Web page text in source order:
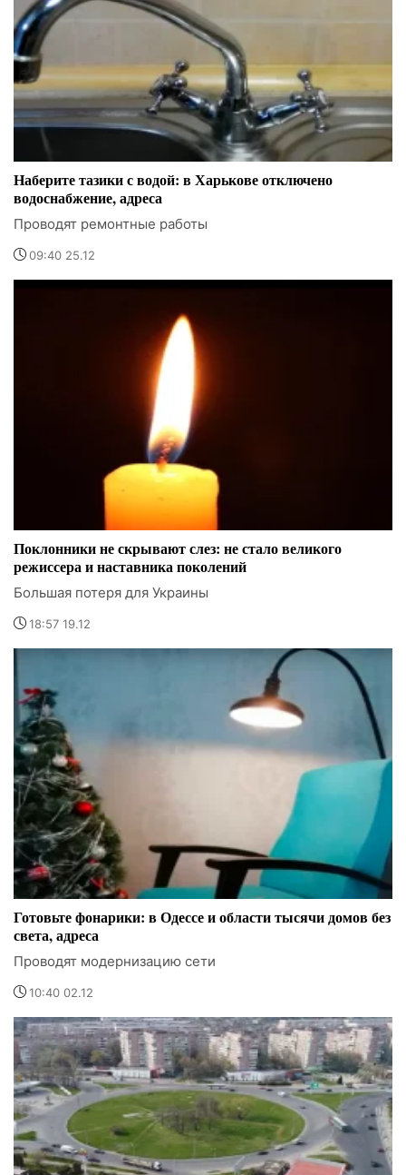
Наберите тазики с водой: в Харькове отключено
водоснабжение, адреса
Проводят ремонтные работы
09:40 25.12
Поклонники не скрывают слез: не стало великого
режиссера и наставника поколений
Большая потеря для Украины
18:57 19.12
Готовьте фонарики: в Одессе и области тысячи домов без
света, адреса
Проводят модернизацию сети
10:40 02.12